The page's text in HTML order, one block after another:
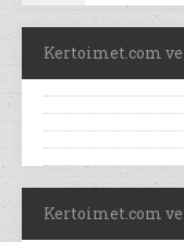
Kertoimet.com
Kertoimet.com